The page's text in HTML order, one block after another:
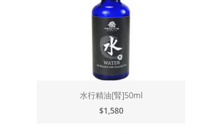
水行精油[腎]50ml
$1,580